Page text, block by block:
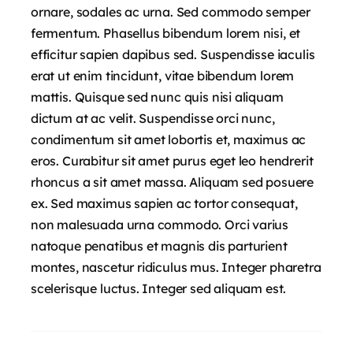
ornare, sodales ac urna. Sed commodo semper
fermentum. Phasellus bibendum lorem nisi, et
efficitur sapien dapibus sed. Suspendisse iaculis
erat ut enim tincidunt, vitae bibendum lorem
mattis. Quisque sed nunc quis nisi aliquam
dictum at ac velit. Suspendisse orci nunc,
condimentum sit amet lobortis et, maximus ac
eros. Curabitur sit amet purus eget leo hendrerit
rhoncus a sit amet massa. Aliquam sed posuere
ex. Sed maximus sapien ac tortor consequat,
non malesuada urna commodo. Orci varius
natoque penatibus et magnis dis parturient
montes, nascetur ridiculus mus. Integer pharetra
scelerisque luctus. Integer sed aliquam est.